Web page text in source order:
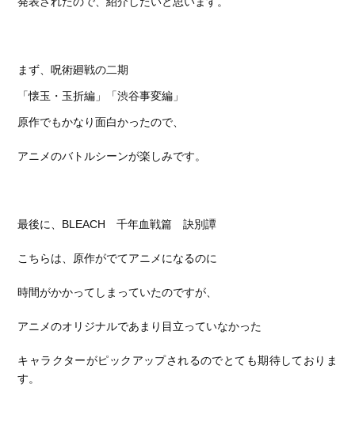
まず、呪術廻戦の二期
「懐玉・玉折編」「渋谷事変編」
原作でもかなり面白かったので、
アニメのバトルシーンが楽しみです。
最後に、BLEACH 千年血戦篇 訣別譚
こちらは、原作がでてアニメになるのに
時間がかかってしまっていたのですが、
アニメのオリジナルであまり目立っていなかった
キャラクターがピックアップされるのでとても期待しておりま
す。